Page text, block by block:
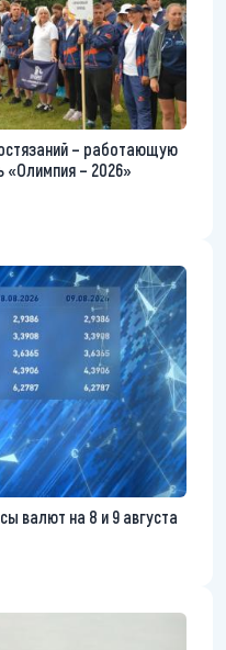
– работающую
– 2026»
валют на 8 и 9 августа